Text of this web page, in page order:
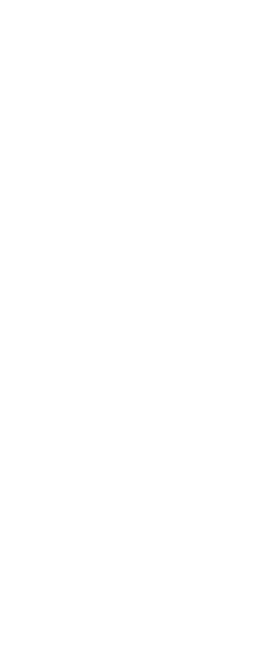
s dětma. Vše odpovídalo popisu a fotkám. Jediný co nám vadilo byli
Pokoj jsme dostali hned jak jsme přijeli téměř o 8 hodin dřív, byly
nás bylo velmi příjemné. Úklidová služba dorazila ještě ten den. První
a zařídila technika který to opravil do pár hodin. V areálu je velký bazén a jeden pro malé děti,
svoje. Každých 20 minut jezdil kousek od areálu autobus který dovážel na pláž.